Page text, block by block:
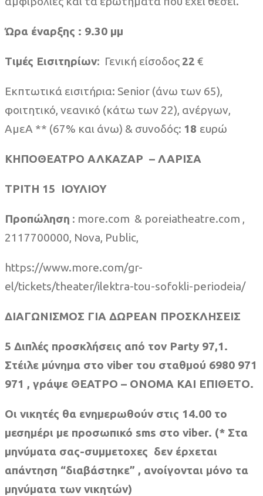
Ώρα έναρξης : 9.30 μμ
Τιμές Εισιτηρίων: Γενική είσοδος 22 €
Εκπτωτικά εισιτήρια: Senior (άνω των 65),
φοιτητικό, νεανικό (κάτω των 22), ανέργων,
ΑμεΑ ** (67% και άνω) & συνοδός: 18 ευρώ
ΚΗΠΟΘΕΑΤΡΟ ΑΛΚΑΖΑΡ – ΛΑΡΙΣΑ
ΤΡΙΤΗ 15 ΙΟΥΛΙΟΥ
Προπώληση : more.com & poreiatheatre.com ,
2117700000, Nova, Public,
https://www.more.com/gr-
el/tickets/theater/ilektra-tou-sofokli-periodeia/
ΔΙΑΓΩΝΙΣΜΟΣ ΓΙΑ ΔΩΡΕΑΝ ΠΡΟΣΚΛΗΣΕΙΣ
5 Διπλές προσκλήσεις από τον Party 97,1.
Στέιλε μύνημα στο viber του σταθμού 6980 971
971 , γράψε ΘΕΑΤΡΟ – ΟΝΟΜΑ ΚΑΙ ΕΠΙΘΕΤΟ.
Οι νικητές θα ενημερωθούν στις 14.00 το
μεσημέρι με προσωπικό sms στο viber. (* Στα
μηνύματα σας-συμμετοχες δεν έρχεται
απάντηση “διαβάστηκε” , ανοίγονται μόνο τα
μηνύματα των νικητών)